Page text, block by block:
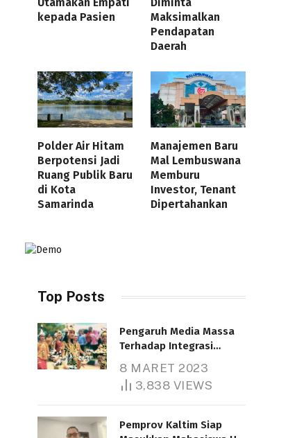
kepada Pasien
Maksimalkan
Pendapatan
Daerah
Polder Air Hitam
Berpotensi Jadi
Ruang Publik Baru
di Kota
Samarinda
Manajemen Baru
Mal Lembuswana
Memburu
Investor, Tenant
Dipertahankan
Top Posts
Pengaruh Media Massa
Terhadap Integrasi
8 MARET 2023
3,838 VIEWS
Pemprov Kaltim Siap